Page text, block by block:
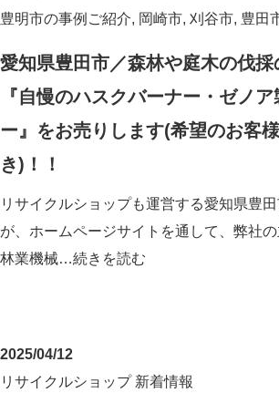
豊明市の事例ご紹介, 岡崎市, 刈谷市, 豊田
愛知県豊田市／森林や庭木の伐
『自慢のハスクバーナー・ゼノ
ー』をお売りします(希望のお客
き)！！
リサイクルショップも運営する愛知県豊
が、ホームページサイトを通して、弊社
林業機械…続きを読む
2025/04/12
リサイクルショップ 新着情報